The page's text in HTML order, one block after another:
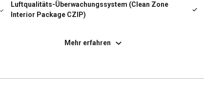
Luftqualitäts-Überwachungssystem (Clean Zone
Interior Package CZIP)
Mehr erfahren